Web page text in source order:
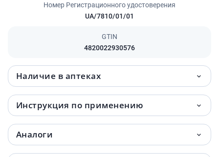
Номер Регистрационного удостоверения
UA/7810/01/01
GTIN
4820022930576
Наличие в аптеках
Инструкция по применению
Аналоги